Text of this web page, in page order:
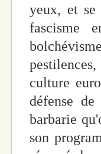
yeux, et se
fascisme
culture
défense
barbarie
son